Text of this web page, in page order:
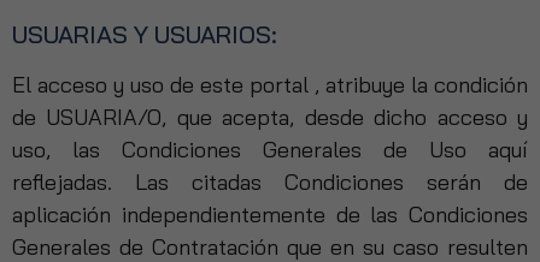
USUARIAS Y USUARIOS:
El acceso y uso de este portal , atribuye la condición
de USUARIA/O, que acepta, desde dicho acceso y
uso, las Condiciones Generales de Uso aquí
reflejadas. Las citadas Condiciones serán de
aplicación independientemente de las Condiciones
Generales de Contratación que en su caso resulten